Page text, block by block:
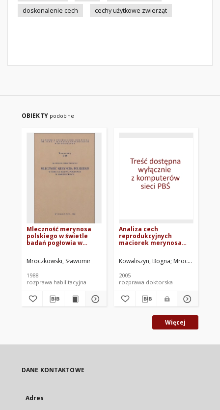
doskonalenie cech
cechy użytkowe zwierząt
OBIEKTY podobne
Mleczność merynosa
polskiego w świetle
badań pogłowia w
Mroczkowski, Sławomir
1988
rozprawa habilitacyjna
Analiza cech
reprodukcyjnych
maciorek merynosa
stadach Bydgoskiego
Okręgu Hodowlanego
Kowaliszyn, Bogna Mroczkowski,
2005
rozprawa doktorska
Więcej
DANE KONTAKTOWE
Adres